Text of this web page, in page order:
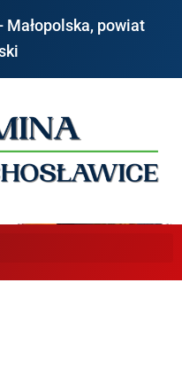
Małopolska, powiat